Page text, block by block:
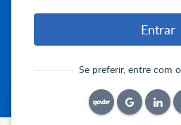
Se preferir, entre com